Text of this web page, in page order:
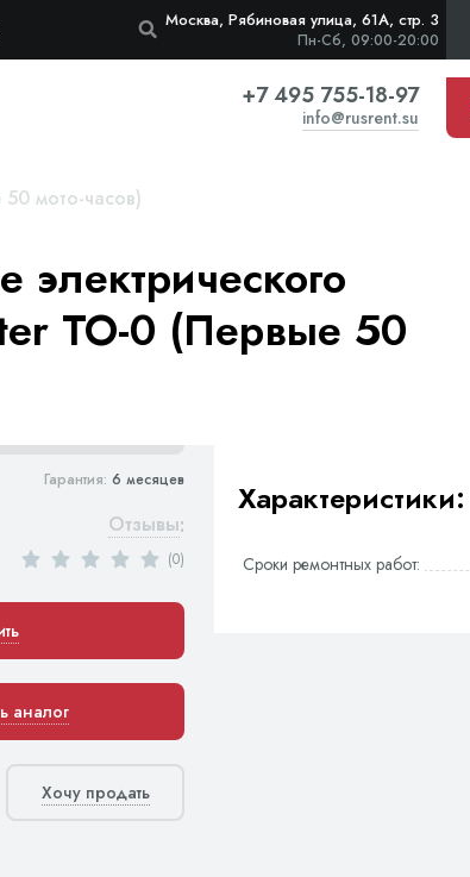
Москва, Рябиновая улица, 61А, стр. 3
Пн-Сб, 09:00-20:00
+7 495 755-18-97
info@rusrent.su
мото-часов)
электрического
ТО-0 (Первые 50
Гарантия: 6 месяцев
Отзывы:
(0)
аналог
Хочу продать
Характеристики:
Сроки ремонтных работ: